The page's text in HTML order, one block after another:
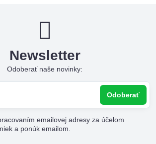
Newsletter
Odoberať naše novinky:
Odoberať
emailovej adresy za účelom
a ponúk emailom.